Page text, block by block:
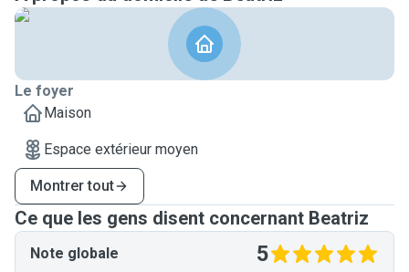
Le foyer
Maison
Espace extérieur moyen
Montrer tout
Ce que les gens disent concernant Beatriz
Note globale 5